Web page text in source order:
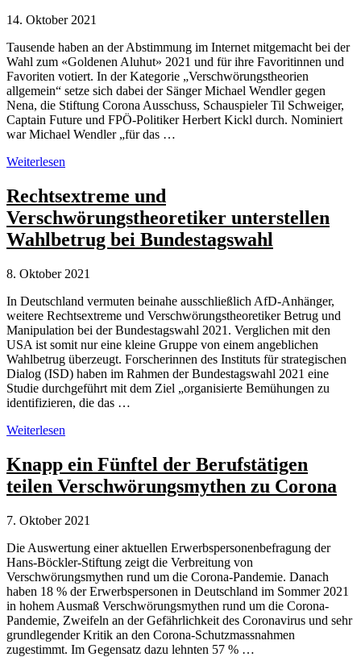
besorgniserregende
14. Oktober 2021
Tausende haben an der Abstimmung im Internet mitgemacht bei der
Wahl zum «Goldenen Aluhut» 2021 und für ihre Favoritinnen und
Favoriten votiert. In der Kategorie „Verschwörungstheorien
allgemein“ setze sich dabei der Sänger Michael Wendler gegen
Nena, die Stiftung Corona Ausschuss, Schauspieler Til Schweiger,
Captain Future und FPÖ-Politiker Herbert Kickl durch. Nominiert
war Michael Wendler „für das …
Michael
gewinnt
Goldener
Aluhut
2021
für
Weiterlesen
Rechtsextreme und
Verschwörungstheoretiker unterstellen
Wahlbetrug bei Bundestagswahl
8. Oktober 2021
In Deutschland vermuten beinahe ausschließlich AfD-Anhänger,
weitere Rechtsextreme und Verschwörungstheoretiker Betrug und
Manipulation bei der Bundestagswahl 2021. Verglichen mit den
USA ist somit nur eine kleine Gruppe von einem angeblichen
Wahlbetrug überzeugt. Forscherinnen des Instituts für strategischen
Dialog (ISD) haben im Rahmen der Bundestagswahl 2021 eine
Studie durchgeführt mit dem Ziel „organisierte Bemühungen zu
identifizieren, die das …
Rechtsextreme
Verschwörungstheoretiker
unterstellen
Wahlbetrug
Bundestagswahl
Weiterlesen
Knapp ein Fünftel der Berufstätigen
teilen Verschwörungsmythen zu Corona
7. Oktober 2021
Die Auswertung einer aktuellen Erwerbspersonenbefragung der
Hans-Böckler-Stiftung zeigt die Verbreitung von
Verschwörungsmythen rund um die Corona-Pandemie. Danach
haben 18 % der Erwerbspersonen in Deutschland im Sommer 2021
in hohem Ausmaß Verschwörungsmythen rund um die Corona-
Pandemie, Zweifeln an der Gefährlichkeit des Coronavirus und sehr
grundlegender Kritik an den Corona-Schutzmassnahmen
zugestimmt. Im Gegensatz dazu lehnten 57 % …